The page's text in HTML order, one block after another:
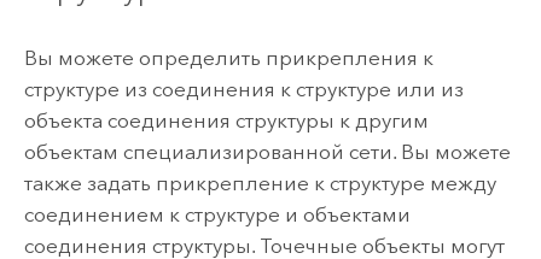
Вы можете определить прикрепления к
структуре из соединения к структуре или из
объекта соединения структуры к другим
объектам специализированной сети. Вы можете
также задать прикрепление к структуре между
соединением к структуре и объектами
соединения структуры. Точечные объекты могут